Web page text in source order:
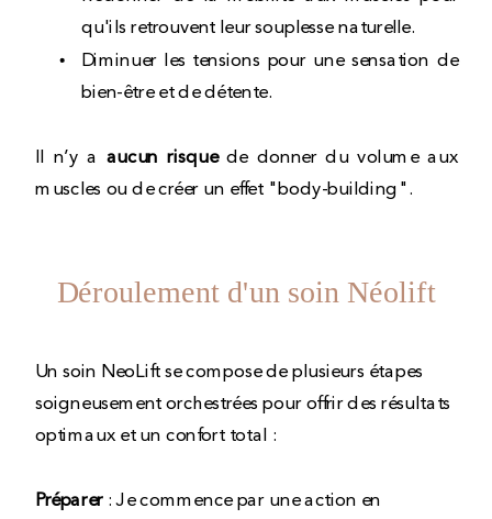
Déroulement d'un soin Néolift
Un soin NeoLift se compose de plusieurs étapes
soigneusement orchestrées pour offrir des résultats
optimaux et un confort total :
Préparer : Je commence par une action en
qu'ils retrouvent leur souplesse naturelle.
Diminuer les tensions pour une sensation de
bien-être et de détente.
Il n’y a aucun risquede donner du volume aux
muscles ou de créer un effet "body-building".